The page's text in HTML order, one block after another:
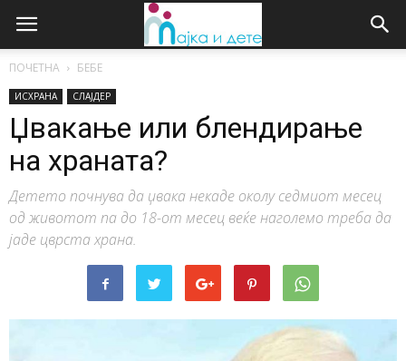
ПОЧЕТНА БЕБЕ
ИСХРАНА СЛАЈДЕР
Џвакање или блендирање
на храната?
Детето почнува да џвака некаде околу седмиот месец
од животот па до 18-от месец веќе наголемо треба да
јаде цврста храна.